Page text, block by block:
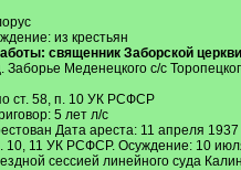
из крестьян
священник Заборской
Меденецкого с/с
ст. 58, п. 10 УК РСФСР
5 лет л/с
Дата ареста: 11 апреля 1937
10, 11 УК РСФСР. Осуждение: 10
сессией линейного суда